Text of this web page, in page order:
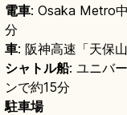
電車: Osaka Metro
分
車: 阪神高速「天保
シャトル船: ユニバ
ンで約15分
駐車場